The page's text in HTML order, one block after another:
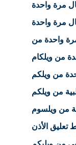
مرة واحدة
مرة واحدة
من ويلكام
من ويلكم
من ويلكم
من ويلسوم